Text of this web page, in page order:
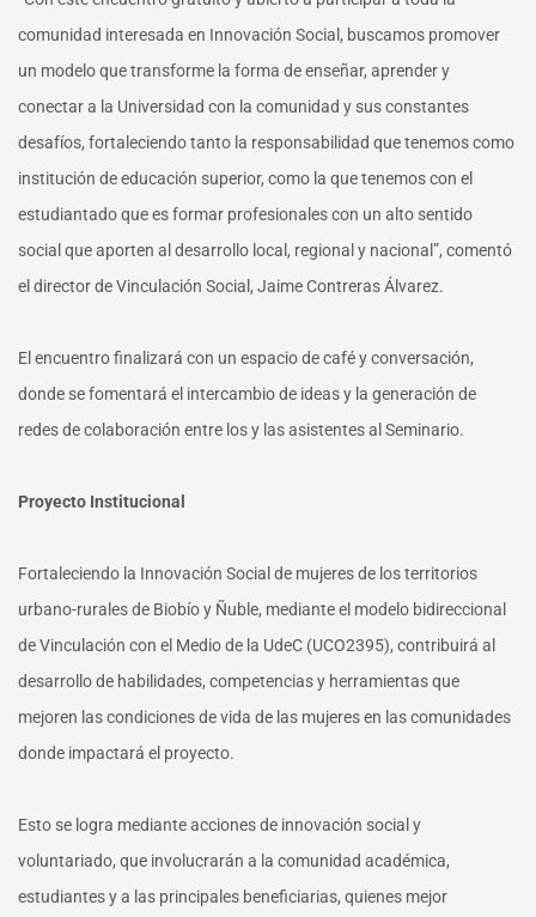
comunidad interesada en Innovación Social, buscamos promover
un modelo que transforme la forma de enseñar, aprender y
conectar a la Universidad con la comunidad y sus constantes
desafíos, fortaleciendo tanto la responsabilidad que tenemos como
institución de educación superior, como la que tenemos con el
estudiantado que es formar profesionales con un alto sentido
social que aporten al desarrollo local, regional y nacional”, comentó
el director de Vinculación Social, Jaime Contreras Álvarez.
El encuentro finalizará con un espacio de café y conversación,
donde se fomentará el intercambio de ideas y la generación de
redes de colaboración entre los y las asistentes al Seminario.
Proyecto Institucional
Fortaleciendo la Innovación Social de mujeres de los territorios
urbano-rurales de Biobío y Ñuble, mediante el modelo bidireccional
de Vinculación con el Medio de la UdeC (UCO2395), contribuirá al
desarrollo de habilidades, competencias y herramientas que
mejoren las condiciones de vida de las mujeres en las comunidades
donde impactará el proyecto.
Esto se logra mediante acciones de innovación social y
voluntariado, que involucrarán a la comunidad académica,
estudiantes y a las principales beneficiarias, quienes mejor